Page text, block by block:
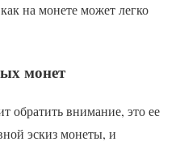
на монете может легко
монет
обратить внимание, это ее
эскиз монеты, и